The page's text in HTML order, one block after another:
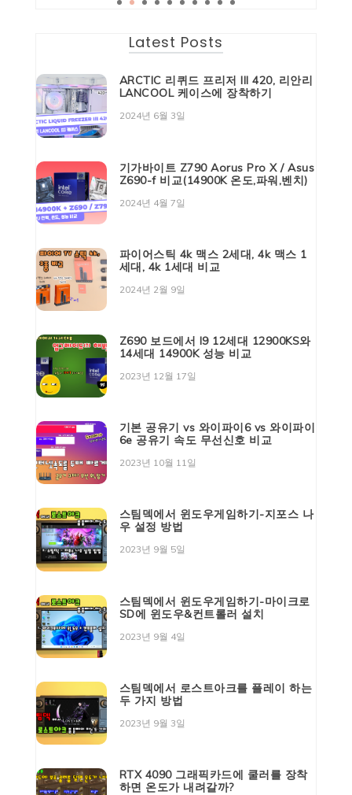
Latest Posts
ARCTIC 리퀴드 프리저 III 420, 리안리
LANCOOL 케이스에 장착하기
2024년 6월 3일
기가바이트 Z790 Aorus Pro X / Asus
Z690-f 비교(14900K 온도,파워,벤치)
2024년 4월 7일
파이어스틱 4k 맥스 2세대, 4k 맥스 1
세대, 4k 1세대 비교
2024년 2월 9일
Z690 보드에서 I9 12세대 12900KS와
14세대 14900K 성능 비교
2023년 12월 17일
기본 공유기 vs 와이파이6 vs 와이파이
6e 공유기 속도 무선신호 비교
2023년 10월 11일
스팀덱에서 윈도우게임하기-지포스 나
우 설정 방법
2023년 9월 5일
스팀덱에서 윈도우게임하기-마이크로
SD에 윈도우&컨트롤러 설치
2023년 9월 4일
스팀덱에서 로스트아크를 플레이 하는
두 가지 방법
2023년 9월 3일
RTX 4090 그래픽카드에 쿨러를 장착
하면 온도가 내려갈까?